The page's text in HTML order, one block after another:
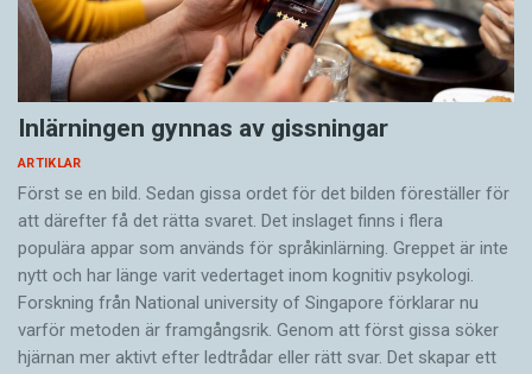
Inlärningen gynnas av gissningar
ARTIKLAR
Först se en bild. Sedan gissa ordet för det bilden föreställer för
att därefter få det rätta svaret. Det inslaget finns i flera
populära appar som används för språkinlärning. Greppet är inte
nytt och har länge varit vedertaget inom kognitiv psykologi.
Forskning från National university of Singa­pore förklarar nu
varför metoden är framgångsrik. Genom att först gissa ­söker
hjärnan mer aktivt ­efter ledtrådar eller rätt svar. Det skapar ett